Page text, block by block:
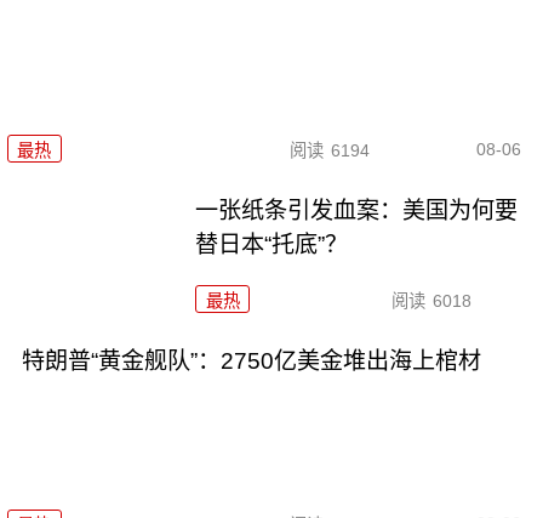
最热 阅读 6194 08-06
一张纸条引发血案：美国为何要
替日本“托底”？
最热 阅读 6018
特朗普“黄金舰队”：2750亿美金堆出海上棺材